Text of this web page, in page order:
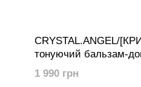
CRYSTAL.ANGEL/
тонуючий бальзам-
посилення відтінку
250 мл
1 990 грн